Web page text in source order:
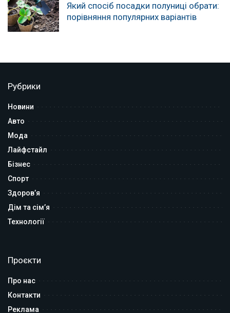
Який спосіб посадки полуниці обрати:
порівняння популярних варіантів
Рубрики
Новини
Авто
Мода
Лайфстайл
Бізнес
Спорт
Здоров’я
Дім та сім’я
Технології
Проєкти
Про нас
Контакти
Реклама